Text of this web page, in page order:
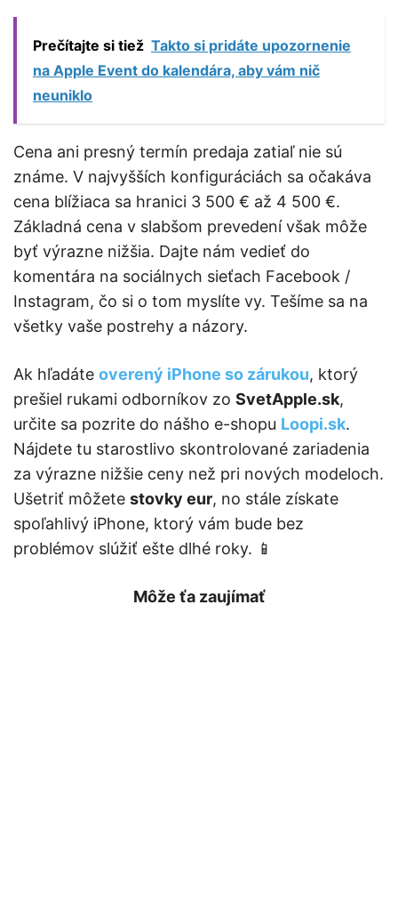
Prečítajte si tiež Takto si pridáte upozornenie
na Apple Event do kalendára, aby vám nič
neuniklo
Cena ani presný termín predaja zatiaľ nie sú
známe. V najvyšších konfiguráciách sa očakáva
cena blížiaca sa hranici 3 500 € až 4 500 €.
Základná cena v slabšom prevedení však môže
byť výrazne nižšia. Dajte nám vedieť do
komentára na sociálnych sieťach Facebook /
Instagram, čo si o tom myslíte vy. Tešíme sa na
všetky vaše postrehy a názory.
Ak hľadáte overený iPhone so zárukou, ktorý
prešiel rukami odborníkov zo SvetApple.sk,
určite sa pozrite do nášho e-shopu Loopi.sk.
Nájdete tu starostlivo skontrolované zariadenia
za výrazne nižšie ceny než pri nových modeloch.
Ušetriť môžete stovky eur, no stále získate
spoľahlivý iPhone, ktorý vám bude bez
problémov slúžiť ešte dlhé roky. 📱
Môže ťa zaujímať